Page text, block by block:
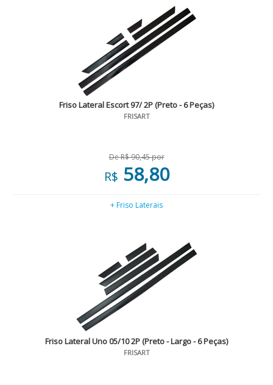
Friso Lateral Escort 97/ 2P (Preto - 6 Peças)
FRISART
De R$ 90,45 por
R$ 58,80
+ Friso Laterais
Friso Lateral Uno 05/10 2P (Preto - Largo - 6 Peças)
FRISART